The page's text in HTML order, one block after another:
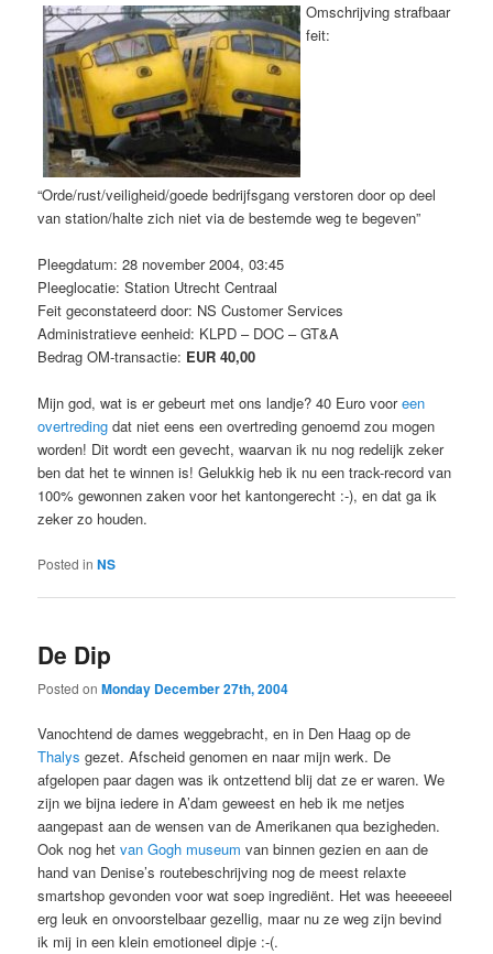
Omschrijving strafbaar
feit:
“Orde/rust/veiligheid/goede bedrijfsgang verstoren door op deel
van station/halte zich niet via de bestemde weg te begeven”
Pleegdatum: 28 november 2004, 03:45
Pleeglocatie: Station Utrecht Centraal
Feit geconstateerd door: NS Customer Services
Administratieve eenheid: KLPD – DOC – GT&A
Bedrag OM-transactie: EUR 40,00
Mijn god, wat is er gebeurt met ons landje? 40 Euro vooreen
overtreding dat niet eens een overtreding genoemd zou mogen
worden! Dit wordt een gevecht, waarvan ik nu nog redelijk zeker
ben dat het te winnen is! Gelukkig heb ik nu een track-record van
100% gewonnen zaken voor het kantongerecht :-), en dat ga ik
zeker zo houden.
Posted in NS
De Dip
Posted onMonday December 27th, 2004
Vanochtend de dames weggebracht, en in Den Haag op de
Thalys gezet. Afscheid genomen en naar mijn werk. De
afgelopen paar dagen was ik ontzettend blij dat ze er waren. We
zijn we bijna iedere in A’dam geweest en heb ik me netjes
aangepast aan de wensen van de Amerikanen qua bezigheden.
Ook nog hetvan Gogh museum van binnen gezien en aan de
hand van Denise’s routebeschrijving nog de meest relaxte
smartshop gevonden voor wat soep ingrediënt. Het was heeeeeel
erg leuk en onvoorstelbaar gezellig, maar nu ze weg zijn bevind
ik mij in een klein emotioneel dipje :-(.